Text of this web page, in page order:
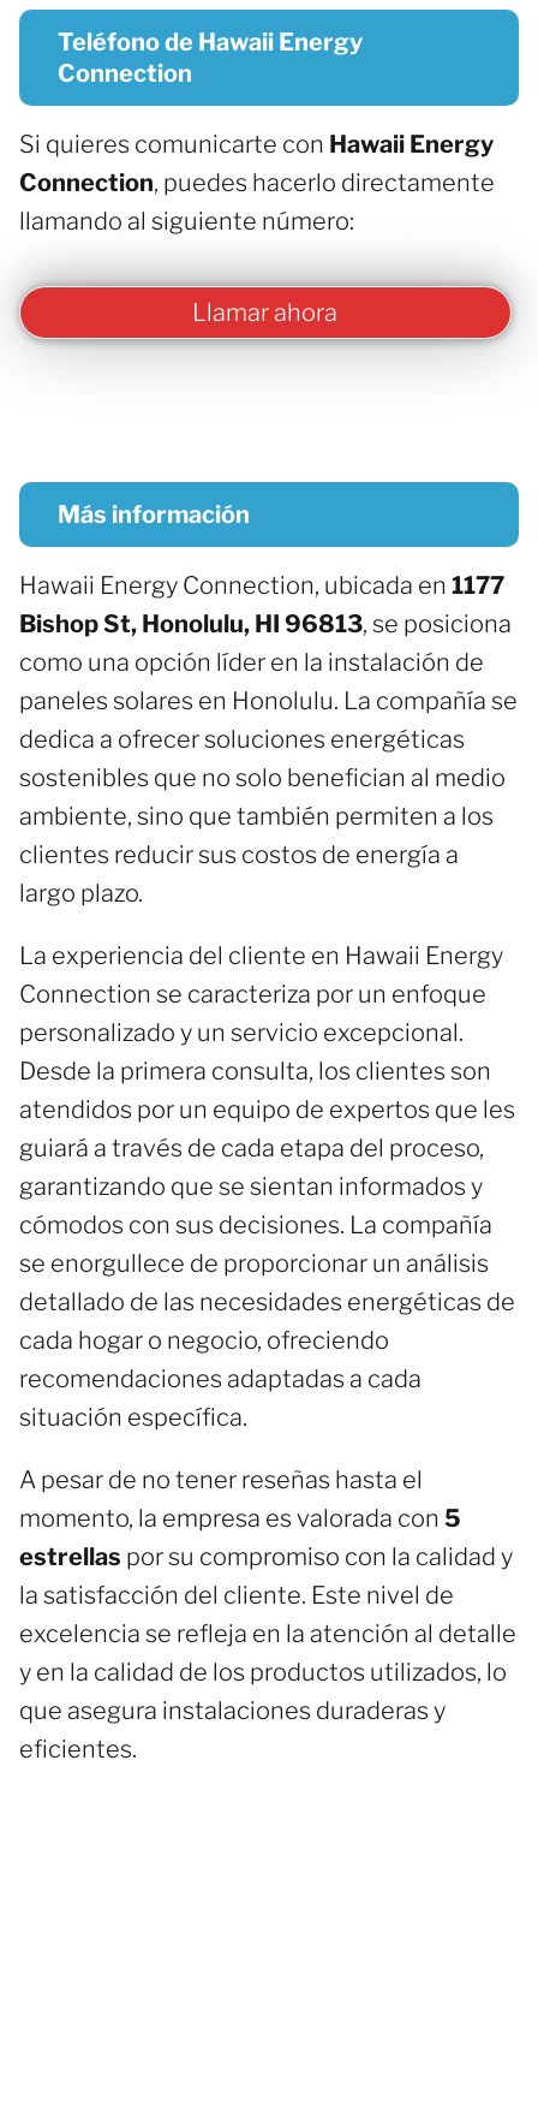
Teléfono de Hawaii Energy
Connection
Si quieres comunicarte con Hawaii Energy
Connection, puedes hacerlo directamente
llamando al siguiente número:
Llamar ahora
Más información
Hawaii Energy Connection, ubicada en 1177
Bishop St, Honolulu, HI 96813, se posiciona
como una opción líder en la instalación de
paneles solares en Honolulu. La compañía se
dedica a ofrecer soluciones energéticas
sostenibles que no solo benefician al medio
ambiente, sino que también permiten a los
clientes reducir sus costos de energía a
largo plazo.
La experiencia del cliente en Hawaii Energy
Connection se caracteriza por un enfoque
personalizado y un servicio excepcional.
Desde la primera consulta, los clientes son
atendidos por un equipo de expertos que les
guiará a través de cada etapa del proceso,
garantizando que se sientan informados y
cómodos con sus decisiones. La compañía
se enorgullece de proporcionar un análisis
detallado de las necesidades energéticas de
cada hogar o negocio, ofreciendo
recomendaciones adaptadas a cada
situación específica.
A pesar de no tener reseñas hasta el
momento, la empresa es valorada con 5
estrellas por su compromiso con la calidad y
la satisfacción del cliente. Este nivel de
excelencia se refleja en la atención al detalle
y en la calidad de los productos utilizados, lo
que asegura instalaciones duraderas y
eficientes.